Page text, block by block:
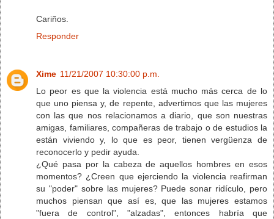
Cariños.
Responder
Xime 11/21/2007 10:30:00 p.m.
Lo peor es que la violencia está mucho más cerca de lo
que uno piensa y, de repente, advertimos que las mujeres
con las que nos relacionamos a diario, que son nuestras
amigas, familiares, compañeras de trabajo o de estudios la
están viviendo y, lo que es peor, tienen vergüenza de
reconocerlo y pedir ayuda.
¿Qué pasa por la cabeza de aquellos hombres en esos
momentos? ¿Creen que ejerciendo la violencia reafirman
su "poder" sobre las mujeres? Puede sonar ridículo, pero
muchos piensan que así es, que las mujeres estamos
"fuera de control", "alzadas", entonces habría que